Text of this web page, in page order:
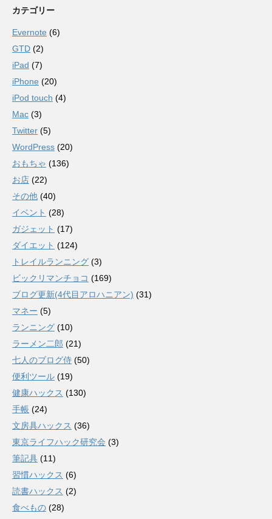
カテゴリー
Evernote (6)
GTD (2)
iPad (7)
iPhone (20)
iPod touch (4)
Mac (3)
Twitter (5)
WordPress (20)
おもちゃ (136)
お店 (22)
その他 (40)
イベント (28)
ガジェット (17)
ダイエット (124)
トレイルランニング (3)
ビックリマンチョコ (169)
ブログ更新(4代目アロハニアン) (31)
マネー (5)
ランニング (10)
ラーメン二郎 (21)
七人のブログ侍 (50)
便利ツール (19)
健康ハックス (130)
手帳 (24)
文房具ハックス (36)
東京ライフハック研究会 (3)
筆記具 (11)
習慣ハックス (6)
読書ハックス (2)
食べもの (28)